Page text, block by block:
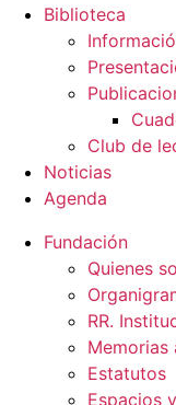
Biblioteca
Club de
Noticias
Agenda
Fundación
Quienes
RR.
Memorias
Estatutos
Espacios